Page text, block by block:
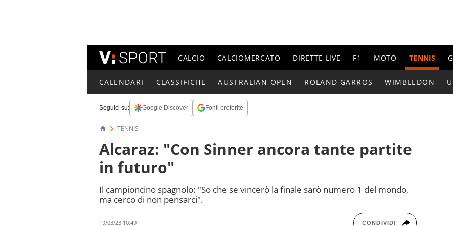
CALCIO CALCIOMERCATO DIRETTE LIVE F1 MOTO TENNIS
CALENDARI CLASSIFICHE AUSTRALIAN OPEN ROLAND GARROS WIMBLEDON
Seguici su: Google Discover Fonti preferite
TENNIS
Alcaraz: "Con Sinner ancora tante partite
in futuro"
Il campioncino spagnolo: "So che se vincerò la finale sarò numero 1 del mondo,
ma cerco di non pensarci".
19/03/23 10:49 CONDIVIDI